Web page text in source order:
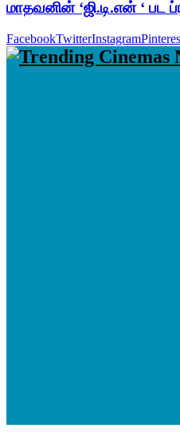
மாதவனின் ‘ஜி.டி.என் ‘ பட
FacebookTwitterInstagram